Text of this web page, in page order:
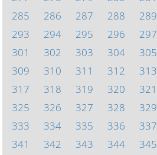
285
286 287 288 289
293
294 295 296 297
301
302 303 304 305
309
310 311 312 313
317
318 319 320 321
325
326 327 328 329
333
334 335 336 337
341
342 343 344 345